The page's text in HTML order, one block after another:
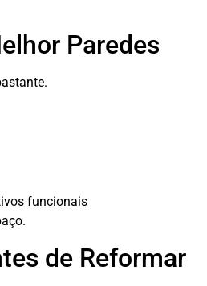
Paredes
funcionais
de Reformar